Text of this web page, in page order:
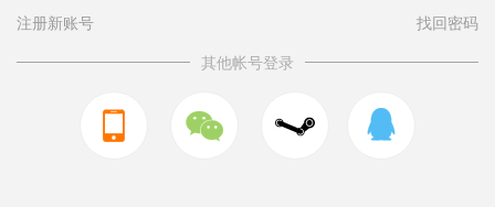
注册新账号
找回密码
其他帐号登录
  